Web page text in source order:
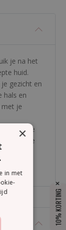
je na het
huid.
gezicht en
hals en
met je
je Face
Je
het
10% KORTING
×
in met